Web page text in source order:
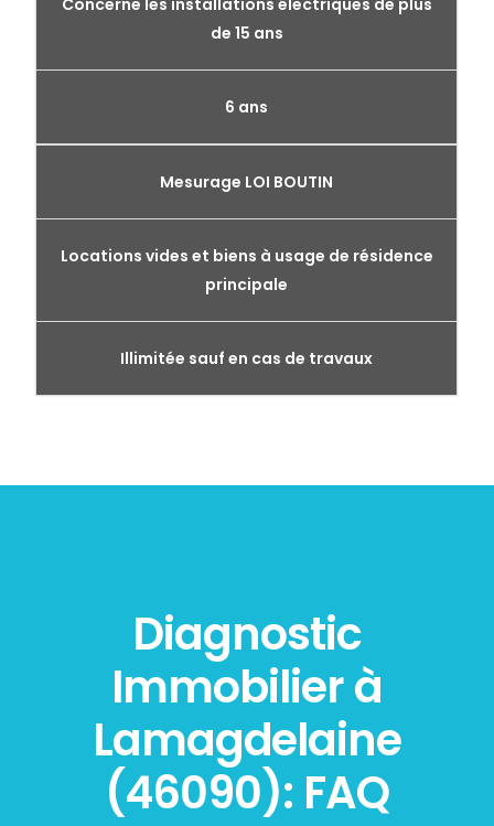
Concerne les installations électriques de plus
de 15 ans
6 ans
Mesurage LOI BOUTIN
Locations vides et biens à usage de résidence
principale
Illimitée sauf en cas de travaux
Diagnostic
Immobilier à
Lamagdelaine
(46090): FAQ